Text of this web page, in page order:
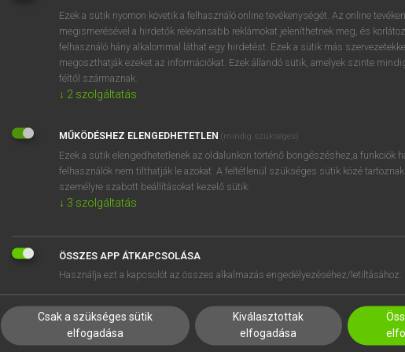
BELÉPÉS
próbaverziójának
regisztrálok és
REGISZTRÁCIÓ
EGYÉNI FELHASZNÁLÓKNAK
TANULÓKNAK
VÁLLALATI MEGOLDÁSOK
SÚGÓ
RÓLUNK
SÜTI BEÁLLÍTÁSOK
Ezek a sütik nyomon követik a felhasználó online tevékenységét. Az online
megismerésével a hirdetők relevánsabb reklámokat jeleníthetnek meg, és
felhasználó hány alkalommal láthat egy hirdetést. Ezek a sütik más
megoszthatják ezeket az információkat. Ezek állandó sütik, amelyek szinte
féltől származnak.
↓ 2 szolgáltatás
MŰKÖDÉSHEZ ELENGEDHETETLEN (mindig szükséges)
Ezek a sütik elengedhetetlenek az oldalunkon történő böngészéshez,a funkciók
felhasználók nem tilthatják le azokat. A feltétlenül szükséges sütik közé
személyre szabott beállításokat kezelő sütik.
↓ 3 szolgáltatás
ÖSSZES APP ÁTKAPCSOLÁSA
Használja ezt a kapcsolót az összes alkalmazás engedélyezéséhez/letiltásához.
Csak a szükséges sütik
elfogadása
Kiválasztottak
elfogadása